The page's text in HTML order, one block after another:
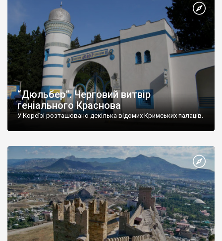
“Дюльбер”. Черговий витвір
геніального Краснова
У Кореїзі розташовано декілька відомих Кримських палаців.